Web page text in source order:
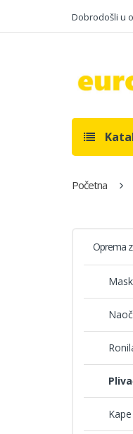
Dobrodošli u
Početna
Oprema